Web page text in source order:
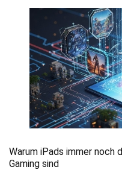
Warum iPads immer
Gaming sind